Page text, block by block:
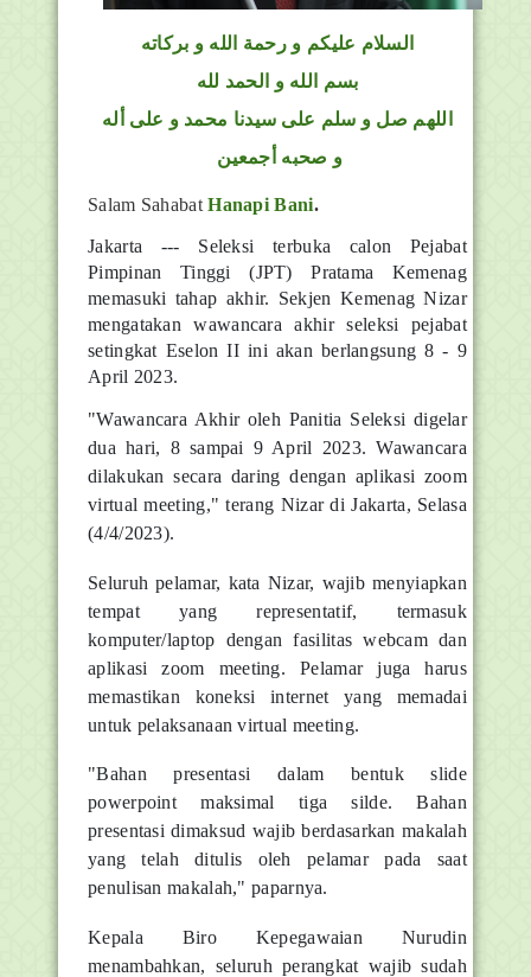
السلام عليكم و رحمة الله و بركاته
بسم الله و الحمد لله
اللهم صل و سلم على سيدنا محمد و على أله
و صحبه أجمعين
Salam SahabatHanapi Bani.
Jakarta --- Seleksi terbuka calon Pejabat
Pimpinan Tinggi (JPT) Pratama Kemenag
memasuki tahap akhir. Sekjen Kemenag Nizar
mengatakan wawancara akhir seleksi pejabat
setingkat Eselon II ini akan berlangsung 8 - 9
April 2023.
"Wawancara Akhir oleh Panitia Seleksi digelar
dua hari, 8 sampai 9 April 2023. Wawancara
dilakukan secara daring dengan aplikasi zoom
virtual meeting," terang Nizar di Jakarta, Selasa
(4/4/2023).
Seluruh pelamar, kata Nizar, wajib menyiapkan
tempat yang representatif, termasuk
komputer/laptop dengan fasilitas webcam dan
aplikasi zoom meeting. Pelamar juga harus
memastikan koneksi internet yang memadai
untuk pelaksanaan virtual meeting.
"Bahan presentasi dalam bentuk slide
powerpoint maksimal tiga silde. Bahan
presentasi dimaksud wajib berdasarkan makalah
yang telah ditulis oleh pelamar pada saat
penulisan makalah," paparnya.
Kepala Biro Kepegawaian Nurudin
menambahkan, seluruh perangkat wajib sudah